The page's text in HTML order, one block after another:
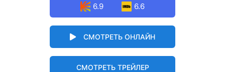
6.9 6.6
СМОТРЕТЬ ОНЛАЙН
СМОТРЕТЬ ТРЕЙЛЕР